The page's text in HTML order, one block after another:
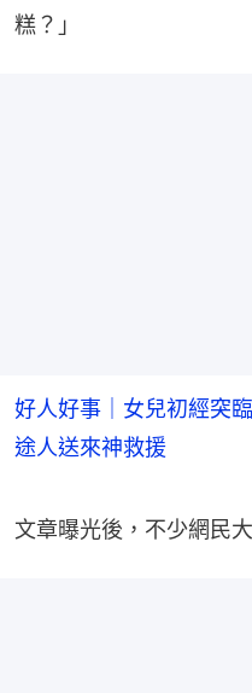
糕？」
好人好事｜女兒初經
途人送來神救援
文章曝光後，不少網民大